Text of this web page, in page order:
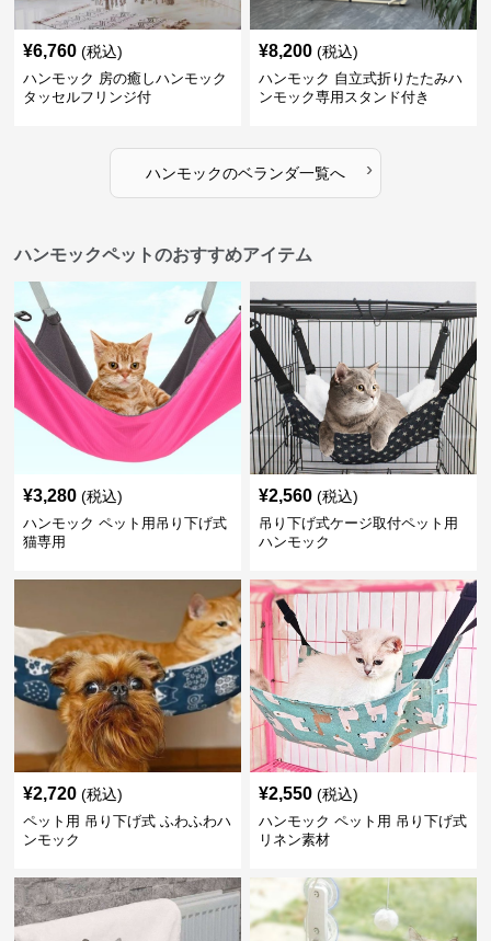
¥6,760 (税込)
ハンモック 房の癒しハンモック
タッセルフリンジ付
¥8,200 (税込)
ハンモック 自立式折りたたみハ
ンモック専用スタンド付き
ハンモックのベランダ一覧へ ›
ハンモックペットのおすすめアイテム
¥3,280 (税込)
ハンモック ペット用吊り下げ式
猫専用
¥2,560 (税込)
吊り下げ式ケージ取付ペット用
ハンモック
¥2,720 (税込)
ペット用 吊り下げ式 ふわふわハ
ンモック
¥2,550 (税込)
ハンモック ペット用 吊り下げ式
リネン素材